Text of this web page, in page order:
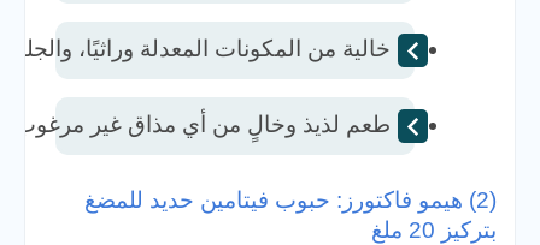
خالية من المكونات المعدلة وراثيًا،
طعم لذيذ وخالٍ من أي مذاق غير مرغوب
(2) هيمو فاكتورز: حبوب فيتامين حديد للمضغ
بتركيز 20 ملغ